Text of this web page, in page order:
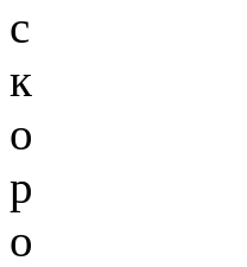
с
к
о
р
о